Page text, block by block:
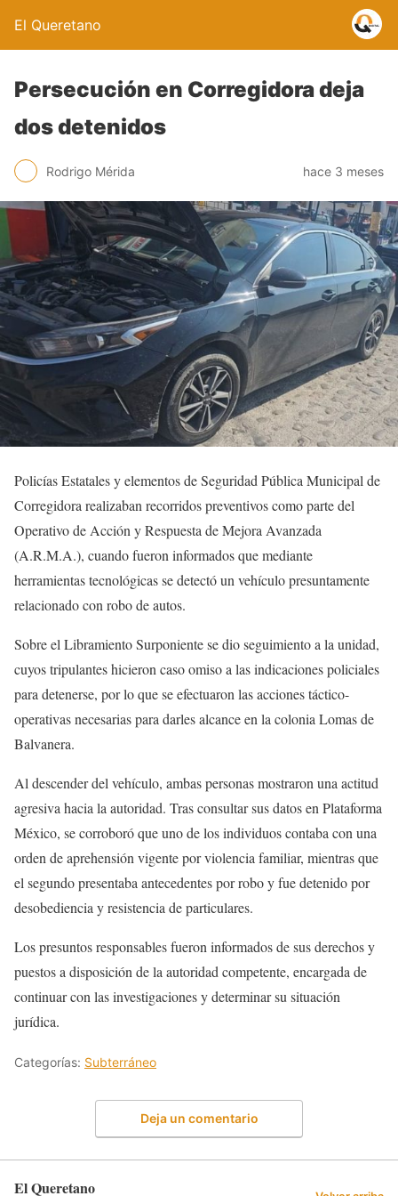
El Queretano
Persecución en Corregidora deja
dos detenidos
Rodrigo Mérida hace 3 meses
Policías Estatales y elementos de Seguridad Pública Municipal de
Corregidora realizaban recorridos preventivos como parte del
Operativo de Acción y Respuesta de Mejora Avanzada
(A.R.M.A.), cuando fueron informados que mediante
herramientas tecnológicas se detectó un vehículo presuntamente
relacionado con robo de autos.
Sobre el Libramiento Surponiente se dio seguimiento a la unidad,
cuyos tripulantes hicieron caso omiso a las indicaciones policiales
para detenerse, por lo que se efectuaron las acciones táctico-
operativas necesarias para darles alcance en la colonia Lomas de
Balvanera.
Al descender del vehículo, ambas personas mostraron una actitud
agresiva hacia la autoridad. Tras consultar sus datos en Plataforma
México, se corroboró que uno de los individuos contaba con una
orden de aprehensión vigente por violencia familiar, mientras que
el segundo presentaba antecedentes por robo y fue detenido por
desobediencia y resistencia de particulares.
Los presuntos responsables fueron informados de sus derechos y
puestos a disposición de la autoridad competente, encargada de
continuar con las investigaciones y determinar su situación
jurídica.
Categorías: Subterráneo
Deja un comentario
El Queretano